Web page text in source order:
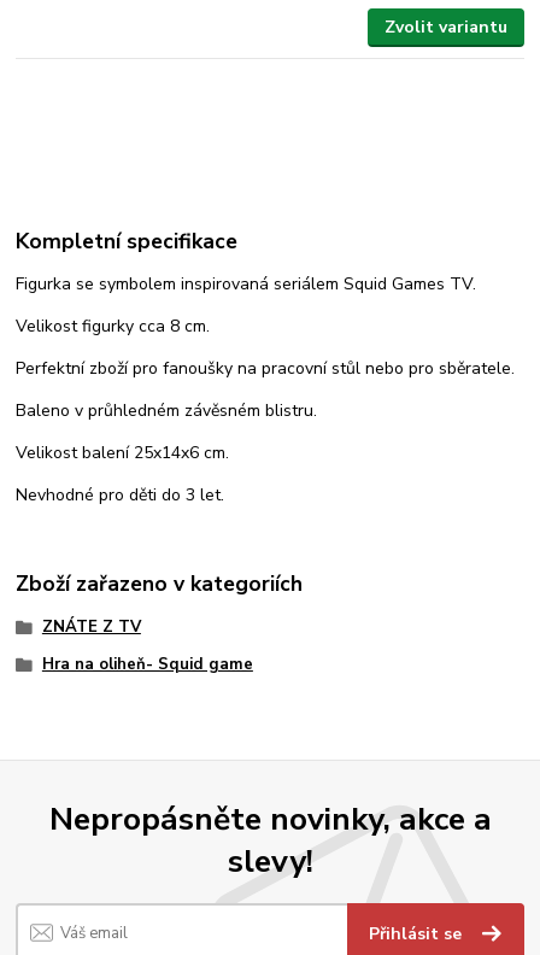
Zvolit variantu
Kompletní specifikace
Figurka se symbolem inspirovaná seriálem Squid Games TV.
Velikost figurky cca 8 cm.
Perfektní zboží pro fanoušky na pracovní stůl nebo pro sběratele.
Baleno v průhledném závěsném blistru.
Velikost balení 25x14x6 cm.
Nevhodné pro děti do 3 let.
Zboží zařazeno v kategoriích
ZNÁTE Z TV
Hra na oliheň- Squid game
Nepropásněte novinky, akce a
slevy!
Přihlásit se